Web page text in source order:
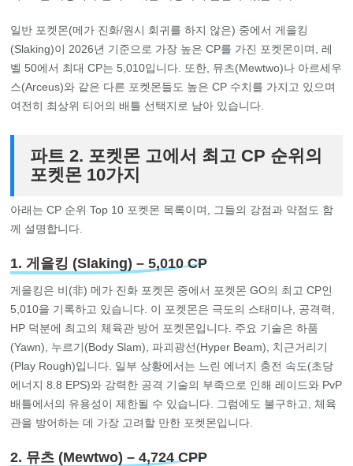
일반 포켓몬(메가 진화/원시 회귀를 하지 않은) 중에서 게을킹
(Slaking)이 2026년 기준으로 가장 높은 CP를 가진 포켓몬이며, 레
벨 50에서 최대 CP는 5,010입니다. 또한, 뮤츠(Mewtwo)나 아르세우
스(Arceus)와 같은 다른 포켓몬들도 높은 CP 수치를 가지고 있으며
여전히 최상위 티어의 배틀 선택지로 남아 있습니다.
파트 2. 포켓몬 고에서 최고 CP 순위의
포켓몬 10가지
아래는 CP 순위 Top 10 포켓몬 목록이며, 그들의 강점과 약점도 함
께 설명합니다.
1. 게을킹 (Slaking) – 5,010 CP
게을킹은 비(非) 메가 진화 포켓몬 중에서 포켓몬 GO의 최고 CP인
5,010을 기록하고 있습니다. 이 포켓몬은 극도의 스태미나, 공격력,
HP 덕분에 최고의 체육관 방어 포켓몬입니다. 주요 기술은 하품
(Yawn), 누르기(Body Slam), 파괴광선(Hyper Beam), 치근거리기
(Play Rough)입니다. 일부 상황에서는 느린 에너지 충전 속도(초당
에너지 8.8 EPS)와 강력한 공격 기술의 부족으로 인해 레이드와 PvP
배틀에서의 유용성이 제한될 수 있습니다. 그럼에도 불구하고, 체육
관을 방어하는 데 가장 고려할 만한 포켓몬입니다.
2. 뮤츠 (Mewtwo) – 4,724 CPP